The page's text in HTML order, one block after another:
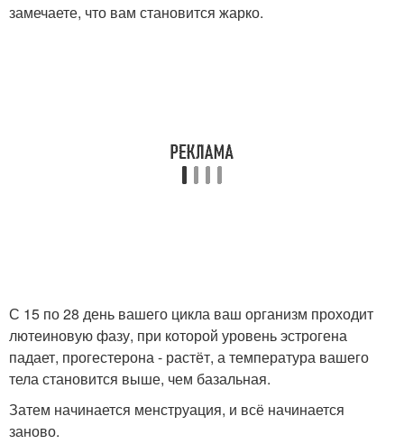
замечаете, что вам становится жарко.
С 15 по 28 день вашего цикла ваш организм проходит
лютеиновую фазу, при которой уровень эстрогена
падает, прогестерона - растёт, а температура вашего
тела становится выше, чем базальная.
Затем начинается менструация, и всё начинается
заново.